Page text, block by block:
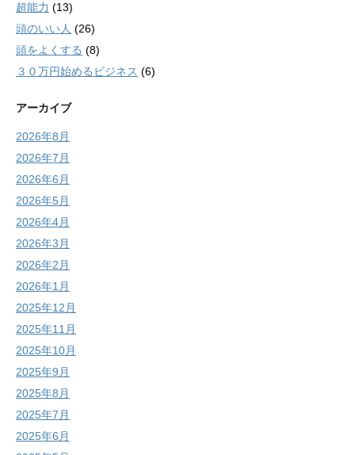
超能力 (13)
頭のいい人 (26)
頭をよくする (8)
３０万円始めるビジネス (6)
アーカイブ
2026年8月
2026年7月
2026年6月
2026年5月
2026年4月
2026年3月
2026年2月
2026年1月
2025年12月
2025年11月
2025年10月
2025年9月
2025年8月
2025年7月
2025年6月